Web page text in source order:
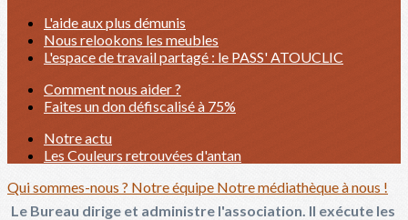
L'aide aux plus démunis
Nous relookons les meubles
L'espace de travail partagé : le PASS' ATOUCLIC
Comment nous aider ?
Faites un don défiscalisé à 75%
Notre actu
Les Couleurs retrouvées d'antan
Qui sommes-nous ? Notre équipe Notre médiathèque à nous !
Le Bureau dirige et administre l'association. Il exécute les